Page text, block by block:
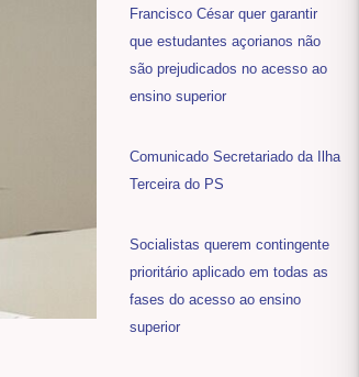
Francisco César quer garantir
que estudantes açorianos não
são prejudicados no acesso ao
ensino superior
Comunicado Secretariado da Ilha
Terceira do PS
Socialistas querem contingente
prioritário aplicado em todas as
fases do acesso ao ensino
superior